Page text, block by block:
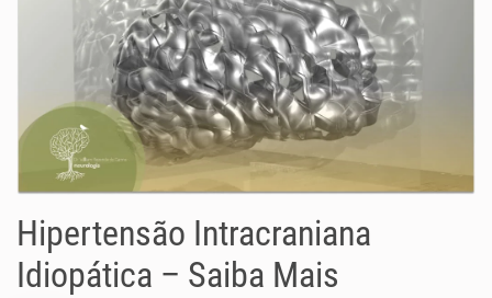
Hipertensão Intracraniana
Idiopática – Saiba Mais